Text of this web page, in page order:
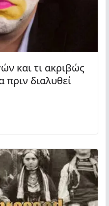
και τι ακριβώς
πριν διαλυθεί